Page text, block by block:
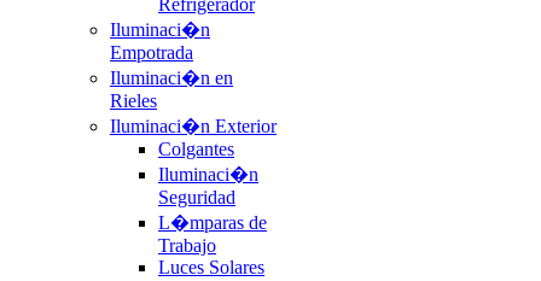
Refrigerador
Iluminaci�n
Empotrada
Iluminaci�n en
Rieles
Iluminaci�n Exterior
Colgantes
Iluminaci�n
Seguridad
L�mparas de
Trabajo
Luces Solares